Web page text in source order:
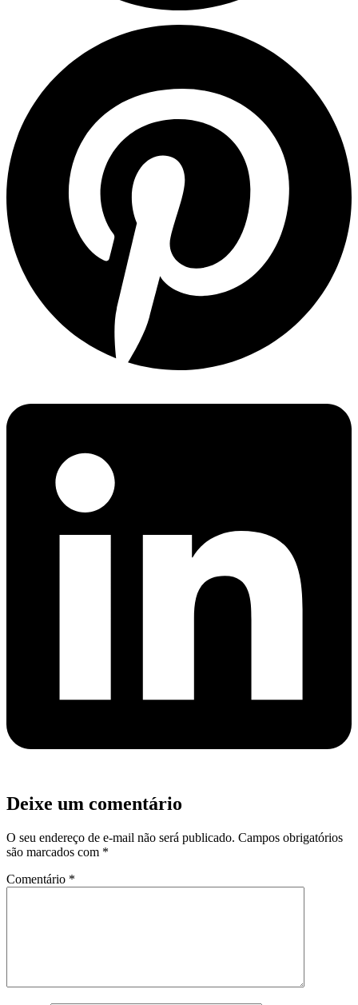
Deixe um comentário
O seu endereço de e-mail não será publicado. Campos obrigatórios
são marcados com *
Comentário *